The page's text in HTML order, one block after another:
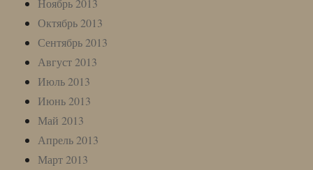
Ноябрь 2013
Октябрь 2013
Сентябрь 2013
Август 2013
Июль 2013
Июнь 2013
Май 2013
Апрель 2013
Март 2013